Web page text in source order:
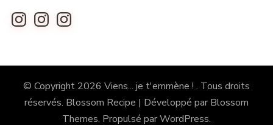
Instagram
InstagramInstagram
© Copyright 2026 Viens... je t'emmène ! . Tous droits
réservés. Blossom Recipe | Développé par Blossom
Themes. Propulsé parWordPress.